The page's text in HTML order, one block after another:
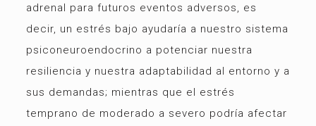
adrenal para futuros eventos adversos, es
decir, un estrés bajo ayudaría a nuestro sistema
psiconeuroendocrino a potenciar nuestra
resiliencia y nuestra adaptabilidad al entorno y a
sus demandas; mientras que el estrés
temprano de moderado a severo podría afectar